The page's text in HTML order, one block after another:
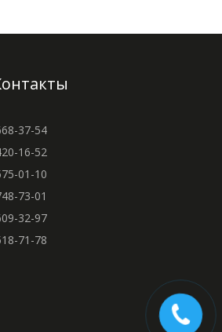
37-54
16-52
01-10
73-01
32-97
71-78